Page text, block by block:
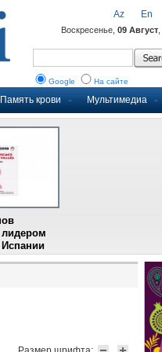
Память крови Мультимедиа
Az En
Воскресенье, 09 Август
Google На сайте
лидером